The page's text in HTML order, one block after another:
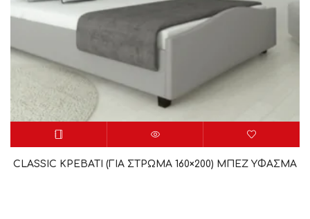
CLASSIC ΚΡΕΒΑΤΙ (ΓΙΑ ΣΤΡΩΜΑ 160×200) ΜΠΕΖ YΦΑΣΜΑ